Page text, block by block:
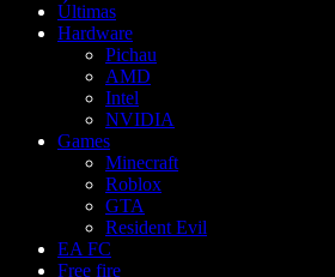
Últimas
Hardware
Pichau
AMD
Intel
NVIDIA
Games
Minecraft
Roblox
GTA
Resident Evil
EA FC
Free fire